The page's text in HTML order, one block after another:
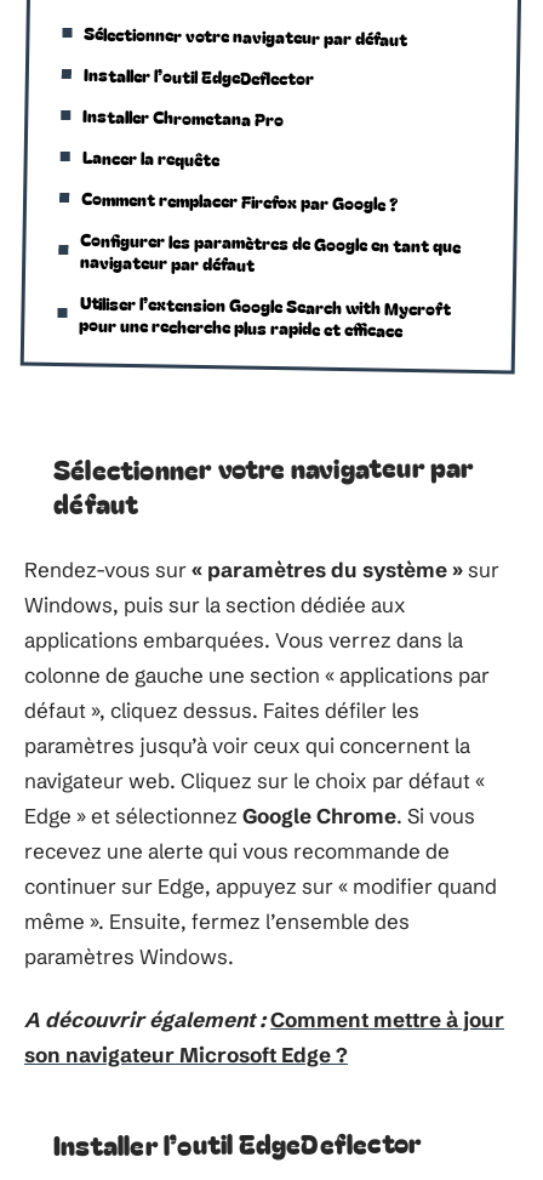
Sélectionner votre navigateur par défaut
Installer l’outil EdgeDeflector
Installer Chrometana Pro
Lancer la requête
Comment remplacer Firefox par Google ?
Configurer les paramètres de Google en tant que
navigateur par défaut
Utiliser l’extension Google Search with Mycroft
pour une recherche plus rapide et efficace
Sélectionner votre navigateur par
défaut
Rendez-vous sur« paramètres du système »sur
Windows, puis sur la section dédiée aux
applications embarquées. Vous verrez dans la
colonne de gauche une section « applications par
défaut », cliquez dessus. Faites défiler les
paramètres jusqu’à voir ceux qui concernent la
navigateur web. Cliquez sur le choix par défaut «
Edge » et sélectionnez Google Chrome. Si vous
recevez une alerte qui vous recommande de
continuer sur Edge, appuyez sur « modifier quand
même ». Ensuite, fermez l’ensemble des
paramètres Windows.
A découvrir également :Comment mettre à jour
son navigateur Microsoft Edge ?
Installer l’outil EdgeDeflector